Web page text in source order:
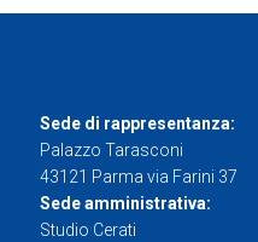
Sede di rappresentanza:
Palazzo Tarasconi
43121 Parma via Farini 37
Sede amministrativa:
Studio Cerati